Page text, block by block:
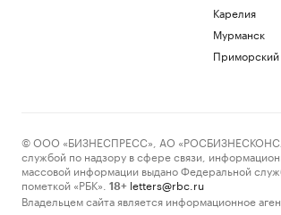
Россиянка погибла на горнолыжном
Карелия
Мурманск
Приморский
© ООО «БИЗНЕСПРЕСС», АО
службой по надзору в сфере связи,
массовой информации выдано Федеральной
пометкой «РБК».
18+ letters@rbc.ru
Владельцем сайта является информационное